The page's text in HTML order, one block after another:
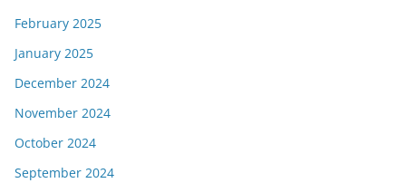
February 2025
January 2025
December 2024
November 2024
October 2024
September 2024